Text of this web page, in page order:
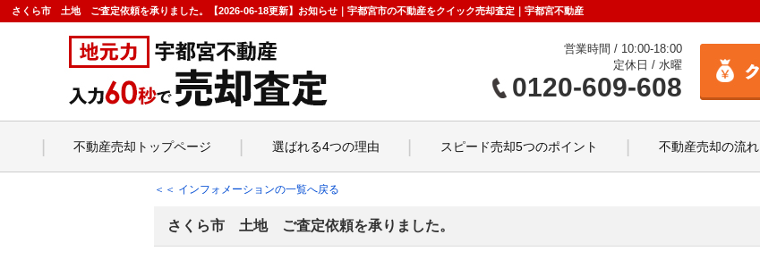
さくら市 土地 ご査定依頼を承りました。【2026-06-18更新】お知らせ｜宇都宮市の不動産をクイック売却査定｜宇都宮不動産
営業時間 / 10:00-18:00
定休日 / 水曜
0120-609-608
不動産売却トップページ 選ばれる4つの理由 スピード売却5つのポイント 不動産売却の流れ
＜＜ インフォメーションの一覧へ戻る
さくら市 土地 ご査定依頼を承りました。